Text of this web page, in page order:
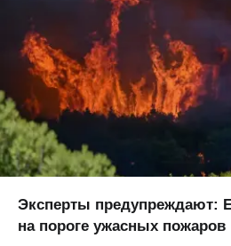
Эксперты предупреждают:
на пороге ужасных пожаров